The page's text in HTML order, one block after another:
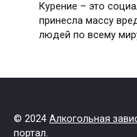
Курение – это
принесла массу
людей по всему
© 2024 Алкогольная
портал.